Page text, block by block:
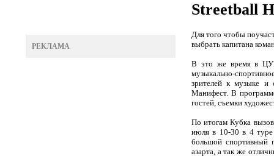
РЕКЛАМА
Streetball
Для того чтобы
выбрать капитана
В это же время в
музыкально-
зрителей к музыке и
Манифест. В
гостей, съемки
По итогам Кубка
июля в 10-30 в 4 туре
большой спортивный
азарта, а так же